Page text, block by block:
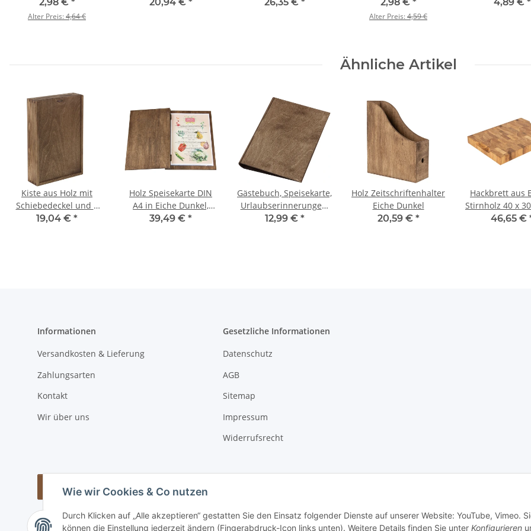
Wie wir Cookies & Co nutzen
Durch Klicken auf „Alle akzeptieren“ gestatten Sie den Einsatz folgender Dienste auf unserer Website: YouTube, Vimeo.
können die Einstellung jederzeit ändern (Fingerabdruck-Icon links unten). Weitere Details finden Sie unter Konfigurieren
Alter Preis:4,64 € Alter Preis:4,59 €
Ähnliche Artikel
Kiste aus Holz mit
Schiebedeckel und 2
Fächern, 32 × 21 × 6 cm
19,04 € *
Holz Speisekarte DIN
A4 in Eiche Dunkel,
Menükarte
39,49 € *
Gästebuch, Speisekarte,
Urlaubserinnerungen,
ein universeller DIN-
12,99 € *
Holz Zeitschriftenhalter
Eiche Dunkel
20,59 € *
Hackbrett aus
Stirnholz 40 x
46,65 €
Informationen
Versandkosten & Lieferung
Zahlungsarten
Kontakt
Wir über uns
Gesetzliche Informationen
Datenschutz
AGB
Sitemap
Impressum
Widerrufsrecht
Vertrag widerrufen